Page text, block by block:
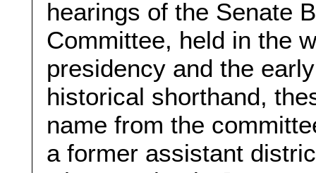
hearings of the Senate
Committee, held in the
presidency and the
historical shorthand,
name from the
a former assistant